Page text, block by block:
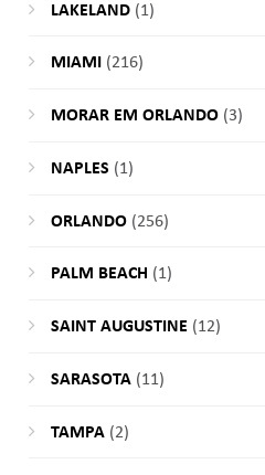
LAKELAND(1)
MIAMI(216)
MORAR EM ORLANDO(3)
NAPLES (1)
ORLANDO(256)
PALM BEACH (1)
SAINT AUGUSTINE (12)
SARASOTA(11)
TAMPA(2)